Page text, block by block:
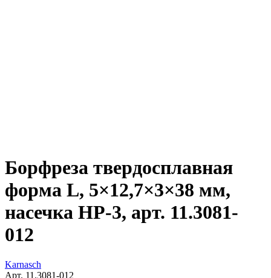
Борфреза твердосплавная
форма L, 5×12,7×3×38 мм,
насечка HP-3, арт. 11.3081-
012
Karnasch
Арт. 11.3081-012